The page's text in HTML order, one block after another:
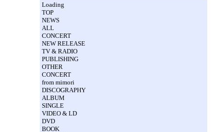
Loading
TOP
NEWS
ALL
CONCERT
NEW RELEASE
TV & RADIO
PUBLISHING
OTHER
CONCERT
from mimori
DISCOGRAPHY
ALBUM
SINGLE
VIDEO & LD
DVD
BOOK